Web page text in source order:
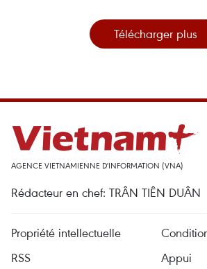
Télécharger plus
AGENCE VIETNAMIENNE D'INFORMATION (VNA)
Rédacteur en chef: TRÂN TIÊN DUÂN
Propriété intellectuelle
RSS
Appui